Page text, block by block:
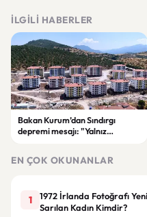
İLGILI HABERLER
Bakan Kurum’dan Sındırgı
depremi mesajı: "Yalnız
EN ÇOK OKUNANLAR
1
1972 İrlanda Fotoğrafı
Sarılan Kadın Kimdir?